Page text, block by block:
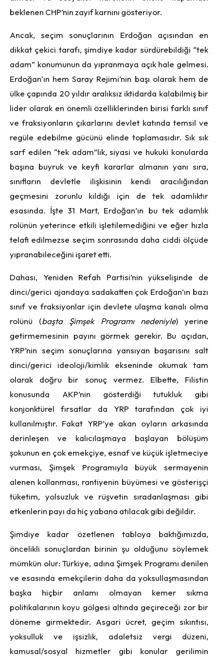
beklenen CHP’nin zayıf karnını gösteriyor.
Ancak, seçim sonuçlarının Erdoğan açısından en
dikkat çekici tarafı, şimdiye kadar sürdürebildiği “tek
adam” konumunun da yıpranmaya açık hale gelmesi.
Erdoğan’ın hem Saray Rejimi’nin başı olarak hem de
ülke çapında 20 yıldır aralıksız iktidarda kalabilmiş bir
lider olarak en önemli özelliklerinden birisi farklı sınıf
ve fraksiyonların çıkarlarını devlet katında temsil ve
regüle edebilme gücünü elinde toplamasıdır. Sık sık
sarf edilen “tek adam”lık, siyasi ve hukuki konularda
başına buyruk ve keyfi kararlar almanın yanı sıra,
sınıfların devletle ilişkisinin kendi aracılığından
geçmesini zorunlu kıldığı için de tek adamlıktır
esasında. İşte 31 Mart, Erdoğan’ın bu tek adamlık
rolünün yeterince etkili işletilemediğini ve eğer hızla
telafi edilmezse seçim sonrasında daha ciddi ölçüde
yıpranabileceğini işaret etti.
Dahası, Yeniden Refah Partisi’nin yükselişinde de
dinci/gerici ajandaya sadakatten çok Erdoğan’ın bazı
sınıf ve fraksiyonlar için devlete ulaşma kanalı olma
rolünü (başta Şimşek Programı nedeniyle) yerine
getirmemesinin payını görmek gerekir. Bu açıdan,
YRP’nin seçim sonuçlarına yansıyan başarısını salt
dinci/gerici ideoloji/kimlik ekseninde okumak tam
olarak doğru bir sonuç vermez. Elbette, Filistin
konusunda AKP’nin gösterdiği tutukluk gibi
konjonktürel fırsatlar da YRP tarafından çok iyi
kullanılmıştır. Fakat YRP’ye akan oyların arkasında
derinleşen ve kalıcılaşmaya başlayan bölüşüm
şokunun en çok emekçiye, esnaf ve küçük işletmeciye
vurması, Şimşek Programıyla büyük sermayenin
alenen kollanması, rantiyenin büyümesi ve gösterişçi
tüketim, yolsuzluk ve rüşvetin sıradanlaşması gibi
etkenlerin payı da hiç yabana atılacak gibi değildir.
Şimdiye kadar özetlenen tabloya baktığımızda,
öncelikli sonuçlardan birinin şu olduğunu söylemek
mümkün olur: Türkiye, adına Şimşek Programı denilen
ve esasında emekçilerin daha da yoksullaşmasından
başka hiçbir anlamı olmayan kemer sıkma
politikalarının koyu gölgesi altında geçireceği zor bir
döneme girmektedir. Asgari ücret, geçim sıkıntısı,
yoksulluk ve işsizlik, adaletsiz vergi düzeni,
kamusal/sosyal hizmetler gibi konular gerilimin